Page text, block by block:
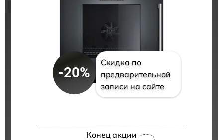
-20%
Скидка по
предварительной
записи на сайте
Конец акции